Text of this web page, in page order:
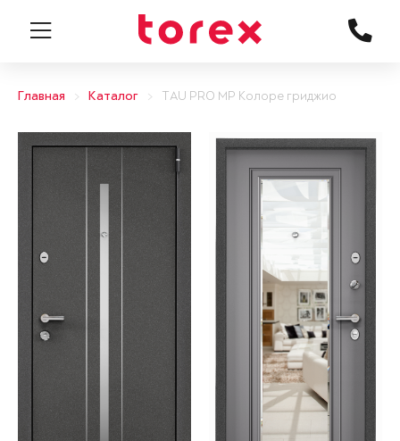
Главная Каталог TAU PRO MP Колоре гриджио